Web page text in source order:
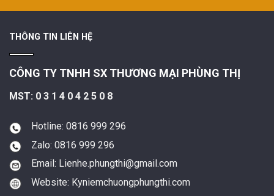
THÔNG TIN LIÊN HỆ
CÔNG TY TNHH SX THƯƠNG MẠI PHÙNG THỊ
MST: 0 3 1 4 0 4 2 5 0 8
Hotline: 0816 999 296
Zalo: 0816 999 296
Email: Lienhe.phungthi@gmail.com
Website: Kyniemchuongphungthi.com